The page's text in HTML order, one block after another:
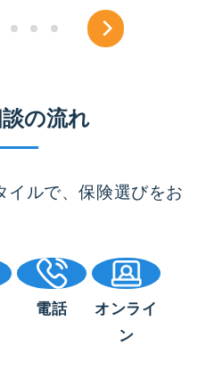
の流れ
イルで、保険選びをお
電話
オンライ
ン